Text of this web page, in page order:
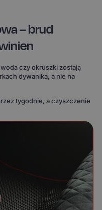
– brud
czy okruszki zostają
dywanika, a nie na
tygodnie, a czyszczenie